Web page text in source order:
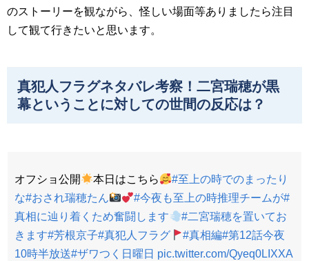
のストーリーを観ながら、怪しい場面等ありましたら注目
して観て行きたいと思います。
真犯人フラグネタバレ考察！二宮瑞穂が黒
幕ということに対しての世間の反応は？
オフショ公開 本日はこちら
#至上の時でのまったり
な#おされ瑞穂たん #今夜も至上の時推理チームが#
真相に辿り着くため奮闘します
#二宮瑞穂を置いてお
きます#芳根京子#真犯人フラグ #真相編#第12話今夜
10時半放送#ザワつく日曜日 pic.twitter.com/Qyeq0LIXXA